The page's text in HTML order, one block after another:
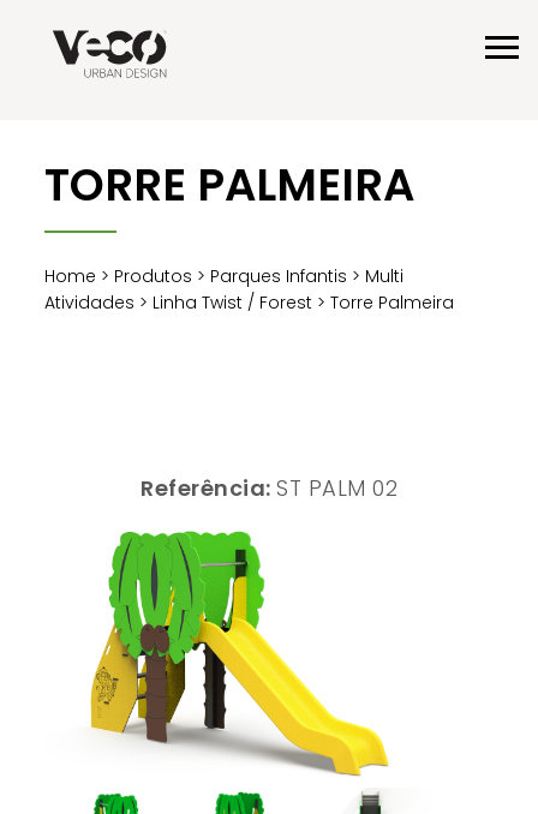
TORRE PALMEIRA
Home > Produtos > Parques Infantis > Multi
Atividades > Linha Twist / Forest > Torre Palmeira
Referência: ST PALM 02